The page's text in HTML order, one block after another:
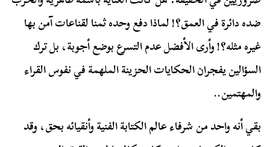
ضده دائرة في العمق؟! لماذا دفع وحده ثمنا لقناعات آمن بها
غيره مثله؟! وأرى الأفضل عدم التسرع بوضع أجوبة، بل ترك
السؤالين يفجران الحكايات الحزينة الملهمة في نفوس القراء
والمهتمين..
بقي أنه واحد من شرفاء عالم الكتابة الفنية وأنقيائه بحق، وقد